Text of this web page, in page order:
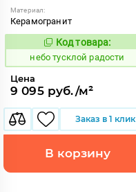
Материал:
Керамогранит
1122702
Код товара:
небо тусклой радости
Цена
9 095 руб./м²
Заказ в 1 клик
В корзину